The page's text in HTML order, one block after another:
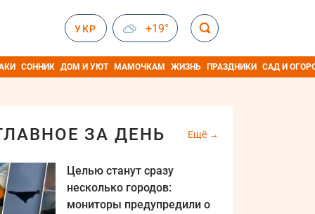
УКР +19°
СОННИК ДОМ И УЮТ МАМОЧКАМ ЖИЗНЬ ПРАЗДНИКИ САД И
ЗА ДЕНЬ Ещё
Целью станут сразу
несколько городов:
мониторы предупредили о